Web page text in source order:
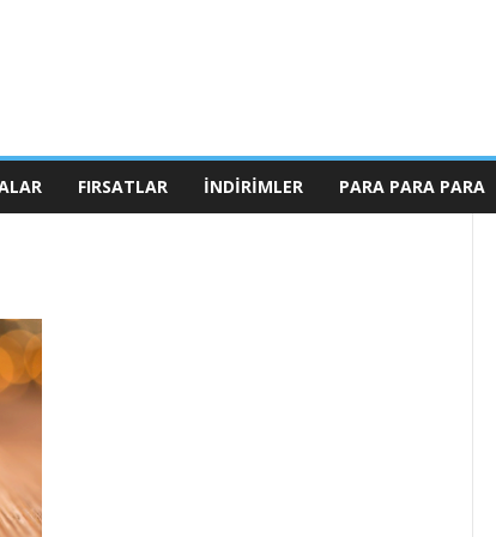
FIRSATLAR İNDIRIMLER PARA PARA PARA